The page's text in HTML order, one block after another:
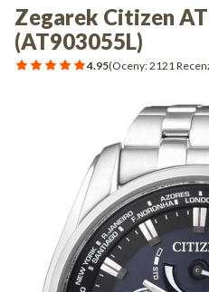
Zegarek Citizen
(AT903055L)
4.95(Oceny: 2121